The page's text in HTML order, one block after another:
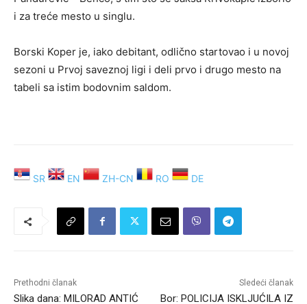
i za treće mesto u singlu.
Borski Koper je, iako debitant, odlično startovao i u novoj
sezoni u Prvoj saveznoj ligi i deli prvo i drugo mesto na
tabeli sa istim bodovnim saldom.
SR EN ZH-CN RO DE
Prethodni članak
Slika dana: MILORAD ANTIĆ
Sledeći članak
Bor: POLICIJA ISKLJUĆILA IZ